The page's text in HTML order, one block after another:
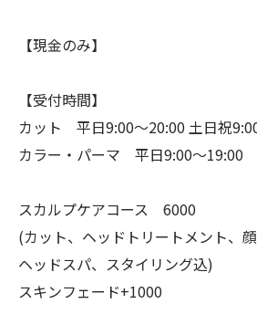
【現金のみ】
【受付時間】
カット 平日9:00〜20:00 土日祝
カラー・パーマ 平日9:00〜19:00
スカルプケアコース 6000
(カット、ヘッドトリートメント、
ヘッドスパ、スタイリング込)
スキンフェード+1000